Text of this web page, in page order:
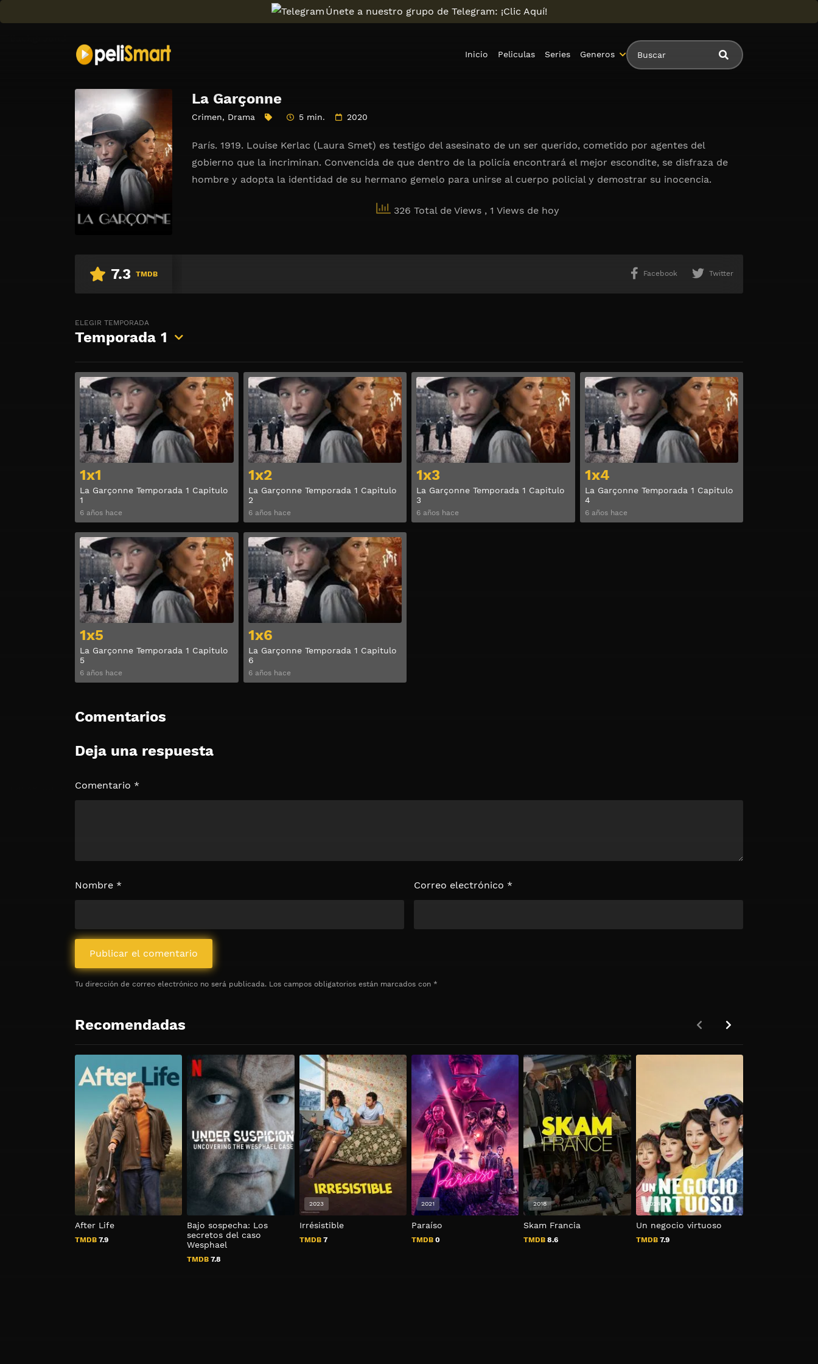
Únete a nuestro grupo de Telegram: ¡Clic Aquí!
Inicio Peliculas Series Generos
La Garçonne
Crimen, Drama 5 min. 2020
París. 1919. Louise Kerlac (Laura Smet) es testigo del asesinato de un ser querido, cometido por agentes del
gobierno que la incriminan. Convencida de que dentro de la policía encontrará el mejor escondite, se disfraza de
hombre y adopta la identidad de su hermano gemelo para unirse al cuerpo policial y demostrar su inocencia.
326 Total de Views , 1 Views de hoy
7.3 TMDB Facebook Twitter
ELEGIR TEMPORADA
Temporada 1
1x1
La Garçonne Temporada 1 Capitulo
1
6 años hace
Ver
1x2
La Garçonne Temporada 1 Capitulo
2
6 años hace
Ver
1x3
La Garçonne Temporada 1 Capitulo
3
6 años hace
Ver
1x4
La Garçonne Temporada 1 Capitulo
4
6 años hace
1x5
La Garçonne Temporada 1 Capitulo
5
6 años hace
Ver
1x6
La Garçonne Temporada 1 Capitulo
6
6 años hace
Comentarios
Deja una respuesta
Tu dirección de correo electrónico no será publicada. Los campos obligatorios están marcados con *
Comentario *
Nombre * Correo electrónico *
Recomendadas
After Life
TMDB 7.9
Bajo sospecha: Los
secretos del caso
Wesphael
TMDB 7.8
Irrésistible
TMDB7
2023
Paraíso
TMDB0
2021
Skam Francia
TMDB 8.6
2018
Un negocio virtuoso
TMDB7.9
2024